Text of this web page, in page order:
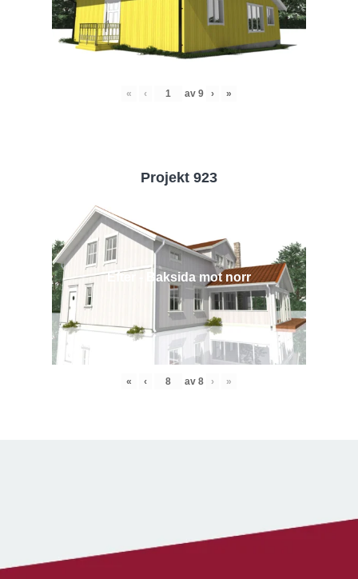
« ‹ av 9 › »
Projekt 923
Efter - Baksida mot norr
« ‹ av 8 › »